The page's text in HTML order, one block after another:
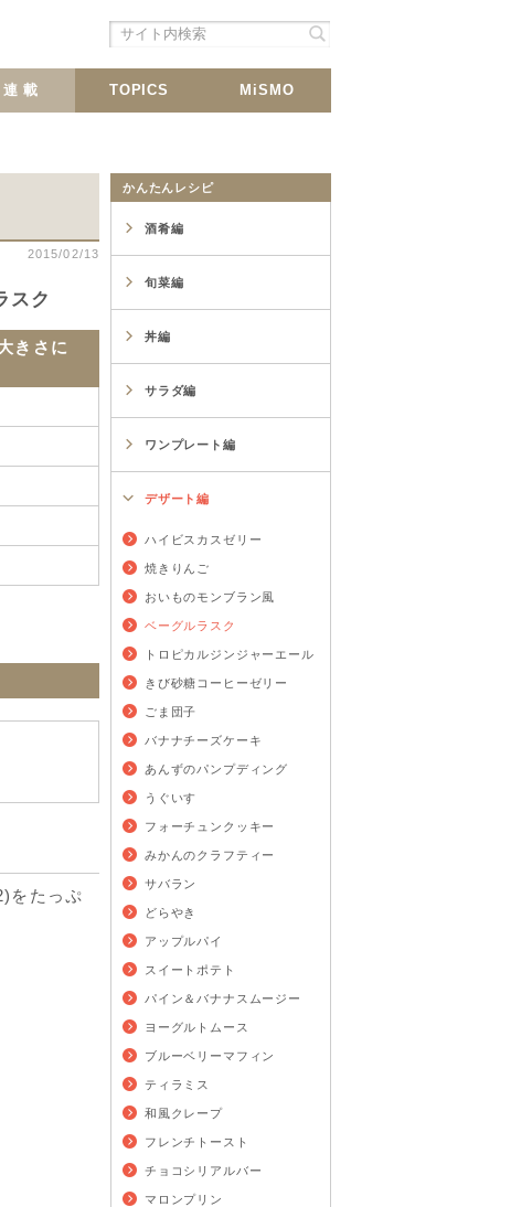
シェア
連 載 TOPICS MiSMO
かんたんレシピ
酒肴編
旬菜編
丼編
サラダ編
ワンプレート編
デザート編
ハイビスカスゼリー
焼きりんご
おいものモンブラン風
ベーグルラスク
トロピカルジンジャーエール
きび砂糖コーヒーゼリー
ごま団子
バナナチーズケーキ
あんずのパンプディング
うぐいす
フォーチュンクッキー
みかんのクラフティー
サバラン
どらやき
アップルパイ
スイートポテト
パイン＆バナナスムージー
ヨーグルトムース
ブルーベリーマフィン
ティラミス
和風クレープ
フレンチトースト
チョコシリアルバー
マロンプリン
2015/02/13
スク
きさに
をたっぷ